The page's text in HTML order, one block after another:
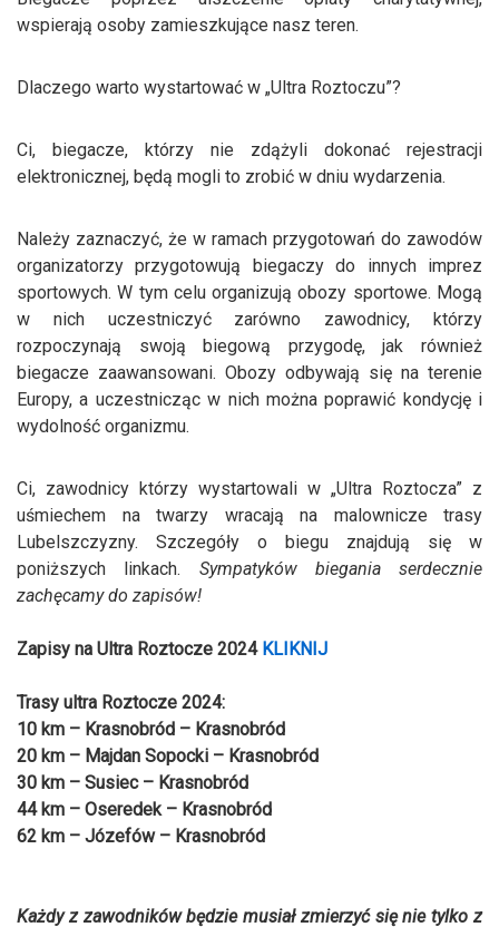
wspierają osoby zamieszkujące nasz teren.
Dlaczego warto wystartować w „Ultra Roztoczu”?
Ci, biegacze, którzy nie zdążyli dokonać rejestracji
elektronicznej, będą mogli to zrobić w dniu wydarzenia.
Należy zaznaczyć, że w ramach przygotowań do zawodów
organizatorzy przygotowują biegaczy do innych imprez
sportowych. W tym celu organizują obozy sportowe. Mogą
w nich uczestniczyć zarówno zawodnicy, którzy
rozpoczynają swoją biegową przygodę, jak również
biegacze zaawansowani. Obozy odbywają się na terenie
Europy, a uczestnicząc w nich można poprawić kondycję i
wydolność organizmu.
Ci, zawodnicy którzy wystartowali w „Ultra Roztocza” z
uśmiechem na twarzy wracają na malownicze trasy
Lubelszczyzny. Szczegóły o biegu znajdują się w
poniższych linkach. Sympatyków biegania serdecznie
zachęcamy do zapisów!
Zapisy na Ultra Roztocze 2024 KLIKNIJ
Trasy ultra Roztocze 2024:
10 km – Krasnobród – Krasnobród
20 km – Majdan Sopocki – Krasnobród
30 km – Susiec – Krasnobród
44 km – Oseredek – Krasnobród
62 km – Józefów – Krasnobród
Każdy z zawodników będzie musiał zmierzyć się nie tylko z